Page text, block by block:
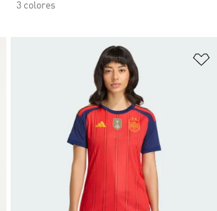
3 colores
Añadir a la lista de deseos